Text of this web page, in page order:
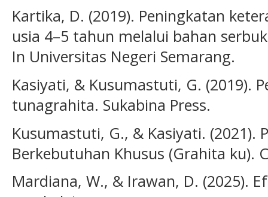
Kartika, D. (2019). Peningkatan
usia 4–5 tahun melalui bahan
In Universitas Negeri Semarang.
Kasiyati, & Kusumastuti, G. (2019).
tunagrahita. Sukabina Press.
Kusumastuti, G., & Kasiyati. (2021).
Berkebutuhan Khusus (Grahita ku).
Mardiana, W., & Irawan, D. (2025).